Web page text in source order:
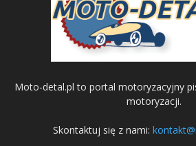
Moto-detal.pl to portal motoryzacyjny
motoryzacji.
Skontaktuj się z nami: